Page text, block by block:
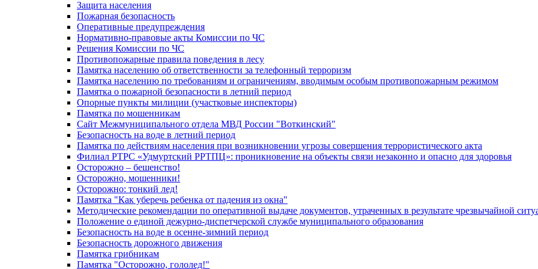
Защита населения
Пожарная безопасность
Оперативные предупреждения
Нормативно-правовые акты Комиссии по ЧС
Решения Комиссии по ЧС
Противопожарные правила поведения в лесу
Памятка населению об ответственности за телефонный терроризм
Памятка населению по требованиям и ограничениям, вводимым особым противопожарным режимом
Памятка о пожарной безопасности в летний период
Опорные пункты милиции (участковые инспекторы)
Памятка по мошенникам
Сайт Межмуниципального отдела МВД России "Воткинский"
Безопасность на воде в летний период
Памятка по действиям населения при возникновении угрозы совершения террористического акта
Филиал РТРС «Удмуртский РРТПЦ»: проникновение на объекты связи незаконно и опасно для здоровья
Осторожно – бешенство!
Осторожно, мошенники!
Осторожно: тонкий лед!
Памятка "Как уберечь ребенка от падения из окна"
Методические рекомендации по оперативной выдаче документов, утраченных в результате чрезвычайной
Положение о единой дежурно-диспетчерской службе муниципального образования
Безопасность на воде в осенне-зимний период
Безопасность дорожного движения
Памятка грибникам
Памятка "Осторожно, гололед!"